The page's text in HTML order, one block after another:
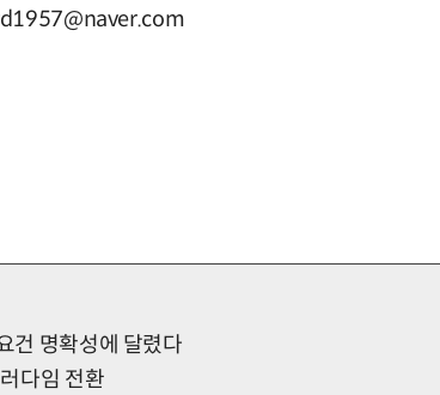
건 명확성에 달렸다
다임 전환